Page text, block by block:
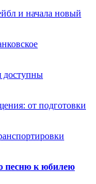
и начала новый
доступны
от подготовки
песню к юбилею